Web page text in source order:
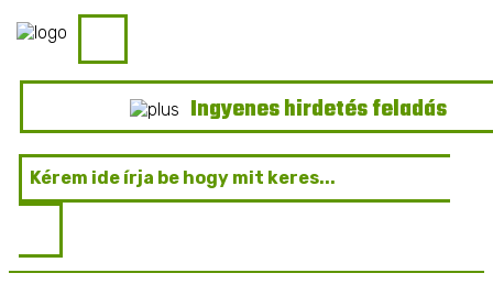
Ingyenes hirdetés feladás